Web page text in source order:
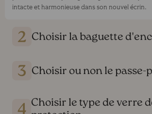
intacte et harmonieuse dans son nouvel écrin.
Choisir la baguette
Choisir ou non le
Choisir le type de verre